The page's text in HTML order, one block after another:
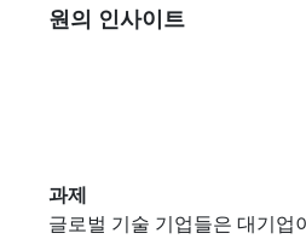
원의 인사이트
과제
글로벌 기술 기업들은 대기업